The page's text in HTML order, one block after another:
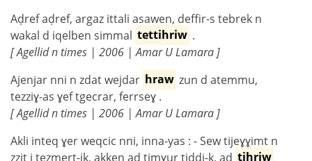
Aḍref aḍref, argaz ittali asawen, deffir-s tebrek n
wakal d iqelben simmal tettihriw .
[ Agellid n times | 2006 | Amar U Lamara ]
Ajenjar nni n zdat wejdar hraw zun d atemmu,
tezziɣ-as ɣef tgecrar, ferrseɣ .
[ Agellid n times | 2006 | Amar U Lamara ]
Akli inteq ɣer weqcic nni, inna-yas : - Sew tijeɣɣimt n
zzit i tezmert-ik, akken ad timɣur tiddi-k, ad tihriw